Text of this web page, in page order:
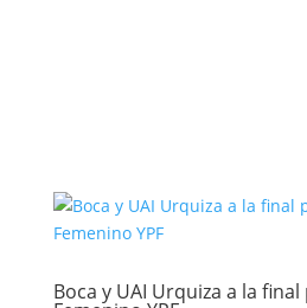
Boca y UAI Urquiza a la